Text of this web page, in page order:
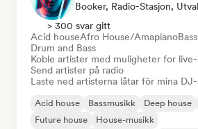
Booker, Radio-Stasjon,
> 300 svar gitt
Acid houseAfro House/Amapiano
Drum and Bass
Koble artister med muligheter for
Send artister på radio
Laste ned artisterna låtar för mina
Acid house Bassmusikk Deep house
Future house
House-musikk